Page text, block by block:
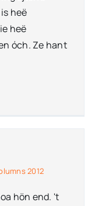
heë
heë
óch. Ze hant
2012
hön end. 't